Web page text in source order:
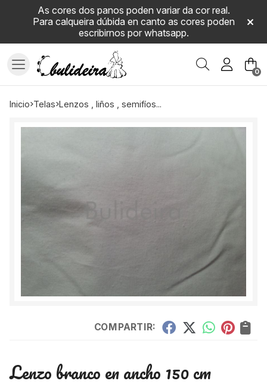
As cores dos panos poden variar da cor real.
Para calqueira dúbida en canto as cores poden
escribirnos por whatsapp.
Buscar 0
inicio telas lenzos , liños , semifíos...
COMPARTIR:
Lenzo branco en ancho 150 cm